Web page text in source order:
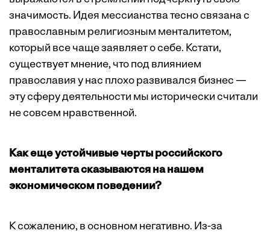
значимость. Идея мессианства тесно связана с
православным религиозным менталитетом,
который все чаще заявляет о себе. Кстати,
существует мнение, что под влиянием
православия у нас плохо развивался бизнес —
эту сферу деятельности мы исторически считали
не совсем нравственной.
Как еще устойчивые черты российского
менталитета сказываются на нашем
экономическом поведении?
К сожалению, в основном негативно. Из-за